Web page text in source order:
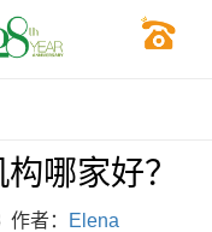
哪家好？
者： Elena